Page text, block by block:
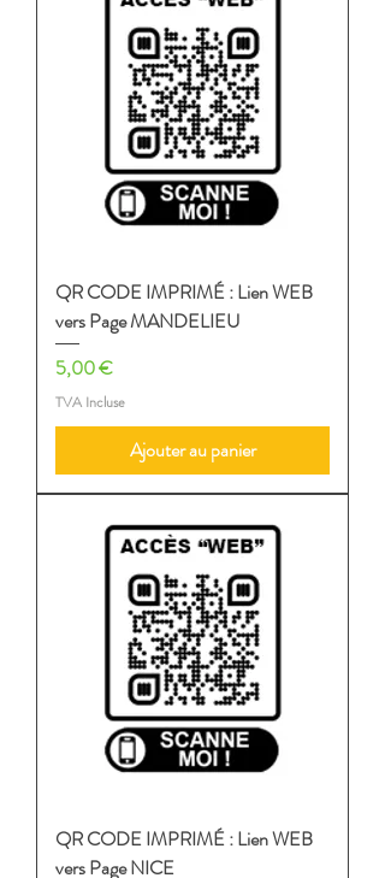
QR CODE IMPRIMÉ : Lien WEB
vers Page MANDELIEU
Prix
5,00 €
TVA Incluse
Ajouter au panier
QR CODE IMPRIMÉ : Lien WEB
vers Page NICE